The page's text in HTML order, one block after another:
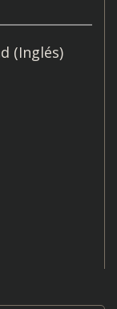
(Inglés)